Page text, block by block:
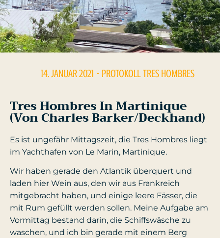
14. JANUAR 2021 - PROTOKOLL TRES HOMBRES
Tres Hombres In Martinique
(von Charles Barker/Deckhand)
Es ist ungefähr Mittagszeit, die Tres Hombres liegt
im Yachthafen von Le Marin, Martinique.
Wir haben gerade den Atlantik überquert und
laden hier Wein aus, den wir aus Frankreich
mitgebracht haben, und einige leere Fässer, die
mit Rum gefüllt werden sollen. Meine Aufgabe am
Vormittag bestand darin, die Schiffswäsche zu
waschen, und ich bin gerade mit einem Berg